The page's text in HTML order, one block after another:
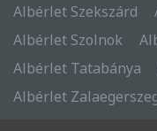
Albérlet Szekszárd
Albérlet Szolnok
Albérlet Tatabánya
Albérlet